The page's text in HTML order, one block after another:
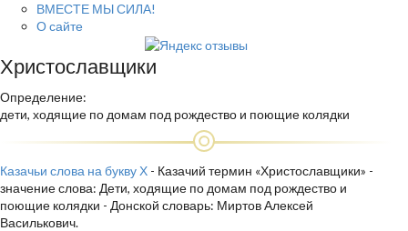
ВМЕСТЕ МЫ СИЛА!
О сайте
Христославщики
Определение:
дети, ходящие по домам под рождество и поющие колядки
Казачьи слова на букву Х - Казачий термин «Христославщики» -
значение слова: Дети, ходящие по домам под рождество и
поющие колядки - Донской словарь: Миртов Алексей
Василькович.